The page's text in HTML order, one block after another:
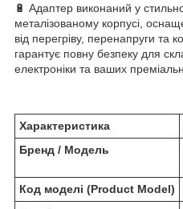
🔋 Адаптер виконаний у
металізованому корпусі,
від перегріву, перенапруги та
гарантує повну безпеку для
електроніки та ваших
Характеристика
Бренд / Модель
Код моделі (Product Model)